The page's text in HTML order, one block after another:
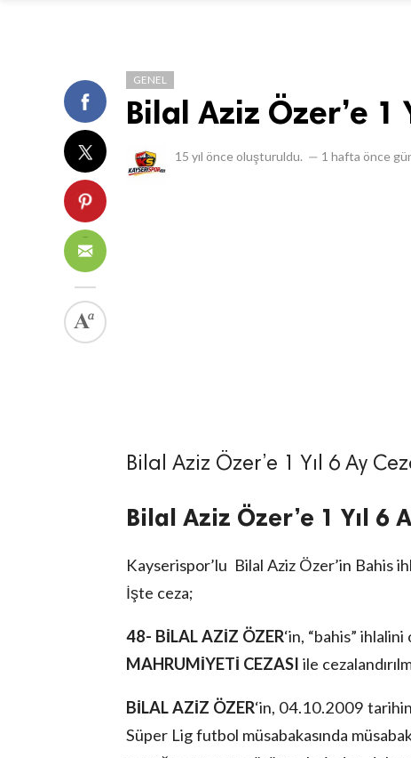
GENEL
Bilal Aziz Özer’e 1
15 yıl önce oluşturuldu. — 1 hafta önce
Bilal Aziz Özer’e 1 Yıl 6 Ay
Bilal Aziz Özer’e 1 Yıl 6
Kayserispor’lu Bilal Aziz Özer’in Bahis
İşte ceza;
48- BİLAL AZİZ ÖZER‘in, “bahis”
MAHRUMİYETİ CEZASI ile
BİLAL AZİZ ÖZER‘in, 04.10.2009
Süper Lig futbol müsabakasında